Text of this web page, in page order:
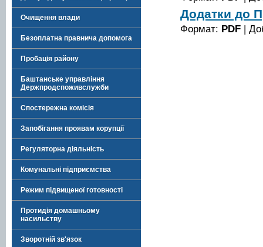
Очищення влади
Безоплатна правнича допомога
Пробація району
Баштанське управління
Держпродспоживслужби
Спостережна комісія
Запобігання проявам корупції
Регуляторна діяльність
Комунальні підприємства
Режим підвищеної готовності
Протидія домашньому
насильству
Зворотній зв'язок
Додатки до
Формат: PDF |